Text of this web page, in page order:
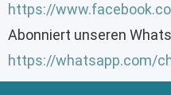
https://
Abonniert unseren
https://whatsapp.com/